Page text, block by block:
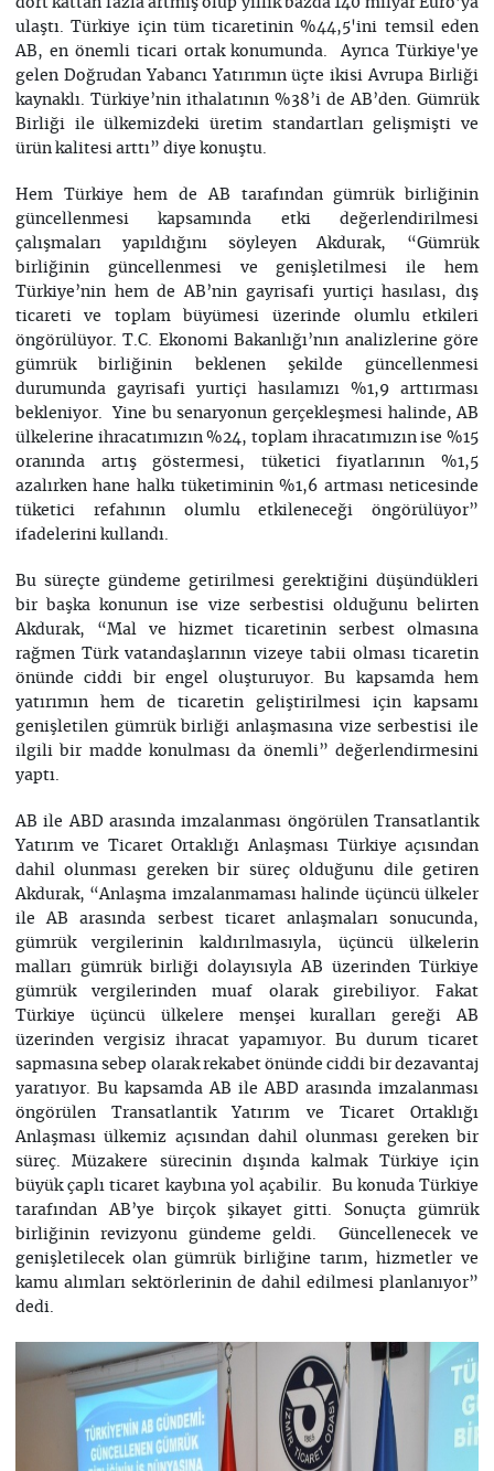
dört kattan fazla artmış olup yıllık bazda 140 milyar Euro’ya
ulaştı. Türkiye için tüm ticaretinin %44,5'ini temsil eden
AB, en önemli ticari ortak konumunda. Ayrıca Türkiye'ye
gelen Doğrudan Yabancı Yatırımın üçte ikisi Avrupa Birliği
kaynaklı. Türkiye’nin ithalatının %38’i de AB’den. Gümrük
Birliği ile ülkemizdeki üretim standartları gelişmişti ve
ürün kalitesi arttı” diye konuştu.
Hem Türkiye hem de AB tarafından gümrük birliğinin
güncellenmesi kapsamında etki değerlendirilmesi
çalışmaları yapıldığını söyleyen Akdurak, “Gümrük
birliğinin güncellenmesi ve genişletilmesi ile hem
Türkiye’nin hem de AB’nin gayrisafi yurtiçi hasılası, dış
ticareti ve toplam büyümesi üzerinde olumlu etkileri
öngörülüyor. T.C. Ekonomi Bakanlığı’nın analizlerine göre
gümrük birliğinin beklenen şekilde güncellenmesi
durumunda gayrisafi yurtiçi hasılamızı %1,9 arttırması
bekleniyor. Yine bu senaryonun gerçekleşmesi halinde, AB
ülkelerine ihracatımızın %24, toplam ihracatımızın ise %15
oranında artış göstermesi, tüketici fiyatlarının %1,5
azalırken hane halkı tüketiminin %1,6 artması neticesinde
tüketici refahının olumlu etkileneceği öngörülüyor”
ifadelerini kullandı.
Bu süreçte gündeme getirilmesi gerektiğini düşündükleri
bir başka konunun ise vize serbestisi olduğunu belirten
Akdurak, “Mal ve hizmet ticaretinin serbest olmasına
rağmen Türk vatandaşlarının vizeye tabii olması ticaretin
önünde ciddi bir engel oluşturuyor. Bu kapsamda hem
yatırımın hem de ticaretin geliştirilmesi için kapsamı
genişletilen gümrük birliği anlaşmasına vize serbestisi ile
ilgili bir madde konulması da önemli” değerlendirmesini
yaptı.
AB ile ABD arasında imzalanması öngörülen Transatlantik
Yatırım ve Ticaret Ortaklığı Anlaşması Türkiye açısından
dahil olunması gereken bir süreç olduğunu dile getiren
Akdurak, “Anlaşma imzalanmaması halinde üçüncü ülkeler
ile AB arasında serbest ticaret anlaşmaları sonucunda,
gümrük vergilerinin kaldırılmasıyla, üçüncü ülkelerin
malları gümrük birliği dolayısıyla AB üzerinden Türkiye
gümrük vergilerinden muaf olarak girebiliyor. Fakat
Türkiye üçüncü ülkelere menşei kuralları gereği AB
üzerinden vergisiz ihracat yapamıyor. Bu durum ticaret
sapmasına sebep olarak rekabet önünde ciddi bir dezavantaj
yaratıyor. Bu kapsamda AB ile ABD arasında imzalanması
öngörülen Transatlantik Yatırım ve Ticaret Ortaklığı
Anlaşması ülkemiz açısından dahil olunması gereken bir
süreç. Müzakere sürecinin dışında kalmak Türkiye için
büyük çaplı ticaret kaybına yol açabilir. Bu konuda Türkiye
tarafından AB’ye birçok şikayet gitti. Sonuçta gümrük
birliğinin revizyonu gündeme geldi. Güncellenecek ve
genişletilecek olan gümrük birliğine tarım, hizmetler ve
kamu alımları sektörlerinin de dahil edilmesi planlanıyor”
dedi.